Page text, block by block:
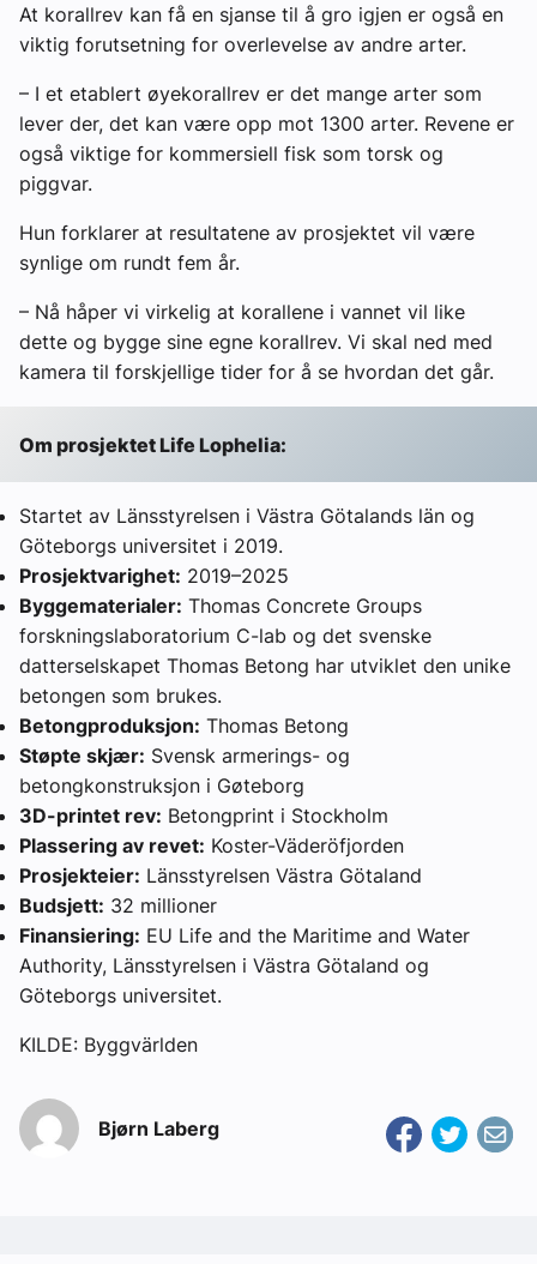
At korallrev kan få en sjanse til å gro igjen er også en
viktig forutsetning for overlevelse av andre arter.
– I et etablert øyekorallrev er det mange arter som
lever der, det kan være opp mot 1300 arter. Revene er
også viktige for kommersiell fisk som torsk og
piggvar.
Hun forklarer at resultatene av prosjektet vil være
synlige om rundt fem år.
– Nå håper vi virkelig at korallene i vannet vil like
dette og bygge sine egne korallrev. Vi skal ned med
kamera til forskjellige tider for å se hvordan det går.
Om prosjektet Life Lophelia:
Startet av Länsstyrelsen i Västra Götalands län og
Göteborgs universitet i 2019.
Prosjektvarighet: 2019–2025
Byggematerialer: Thomas Concrete Groups
forskningslaboratorium C-lab og det svenske
datterselskapet Thomas Betong har utviklet den unike
betongen som brukes.
Betongproduksjon: Thomas Betong
Støpte skjær: Svensk armerings- og
betongkonstruksjon i Gøteborg
3D-printet rev: Betongprint i Stockholm
Plassering av revet: Koster-Väderöfjorden
Prosjekteier: Länsstyrelsen Västra Götaland
Budsjett: 32 millioner
Finansiering: EU Life and the Maritime and Water
Authority, Länsstyrelsen i Västra Götaland og
Göteborgs universitet.
KILDE: Byggvärlden
Bjørn Laberg